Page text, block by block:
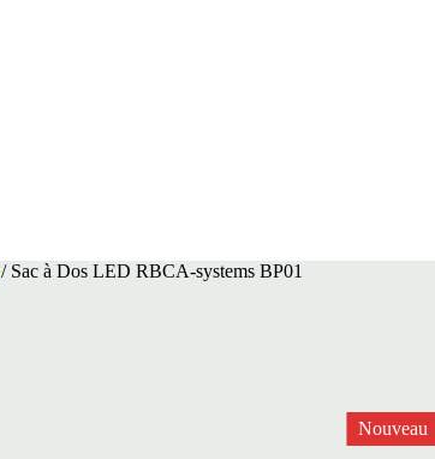
/ Sac à Dos LED RBCA-systems BP01
Nouveau